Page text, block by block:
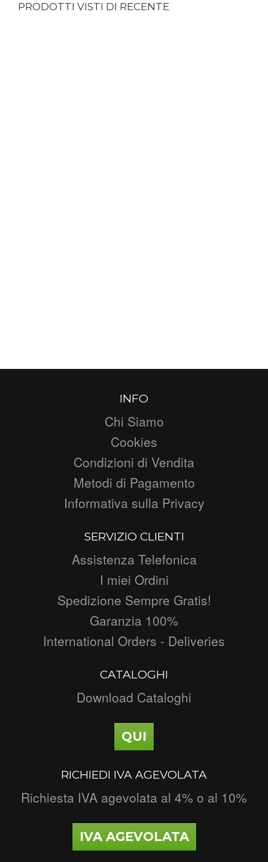
PRODOTTI VISTI DI RECENTE
INFO
Chi Siamo
Cookies
Condizioni di Vendita
Metodi di Pagamento
Informativa sulla Privacy
SERVIZIO CLIENTI
Assistenza Telefonica
I miei Ordini
Spedizione Sempre Gratis!
Garanzia 100%
International Orders - Deliveries
CATALOGHI
Download Cataloghi
QUI
RICHIEDI IVA AGEVOLATA
Richiesta IVA agevolata al 4% o al 10%
IVA AGEVOLATA